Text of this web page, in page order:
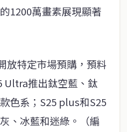
1200萬畫素展現顯著
放特定市場預購，預料
Ultra推出鈦空藍、鈦
色系；S25 plus和S25
、冰藍和迷綠。（編